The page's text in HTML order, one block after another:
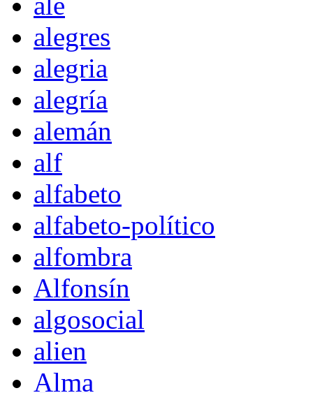
alegres
alegria
alegría
alemán
alf
alfabeto
alfabeto-político
alfombra
Alfonsín
algosocial
alien
Alma